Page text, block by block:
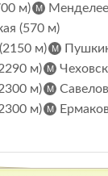
м)
(570 м)
м)
м)
м)
м)